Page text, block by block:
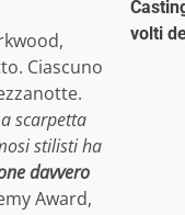
Ciascuno
scarpetta
stilisti ha
davvero
Award,
volti